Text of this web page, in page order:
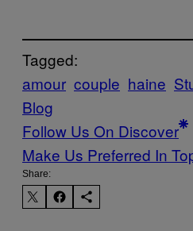
Tagged:
amour couple haine
Blog
Follow Us On Discover
Make Us Preferred In
Share: